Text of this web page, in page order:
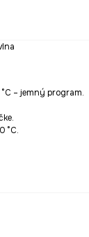
– jemný program.
°C.